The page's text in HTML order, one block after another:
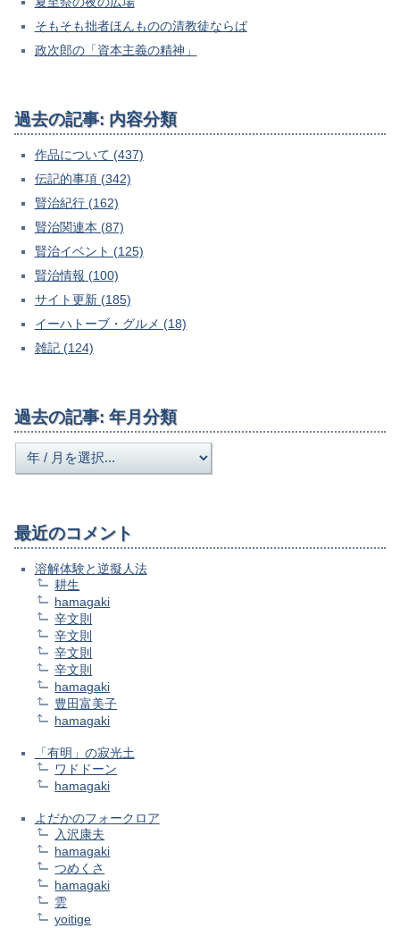
そもそも拙者ほんものの清教徒ならば
政次郎の「資本主義の精神」
過去の記事: 内容分類
作品について (437)
伝記的事項 (342)
賢治紀行 (162)
賢治関連本 (87)
賢治イベント (125)
賢治情報 (100)
サイト更新 (185)
イーハトーブ・グルメ (18)
雑記 (124)
過去の記事: 年月分類
最近のコメント
溶解体験と逆擬人法
耕生
hamagaki
辛文則
辛文則
辛文則
辛文則
hamagaki
豊田富美子
hamagaki
「有明」の寂光土
ワドドーン
hamagaki
よだかのフォークロア
入沢康夫
hamagaki
つめくさ
hamagaki
雲
yoitige